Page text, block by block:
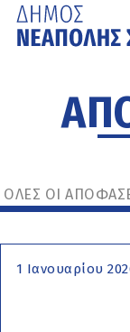
περιεχόμενο
ΟΛΕΣ ΟΙ
1 Ιανουαρίου